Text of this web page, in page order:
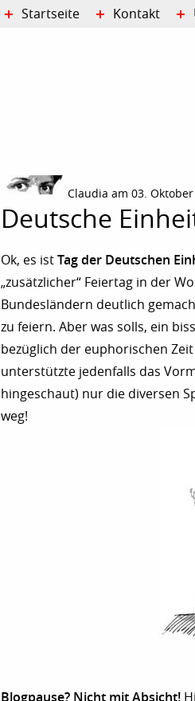
Claudia am 03.
Deutsche
Ok, es ist Tag der Deutschen
„zusätzlicher“ Feiertag in der
Bundesländern deutlich
zu feiern. Aber was solls, ein
bezüglich der euphorischen
unterstützte jedenfalls das
hingeschaut) nur die diversen
weg!
Blogpause? Nicht mit Absicht!
Startseite Kontakt